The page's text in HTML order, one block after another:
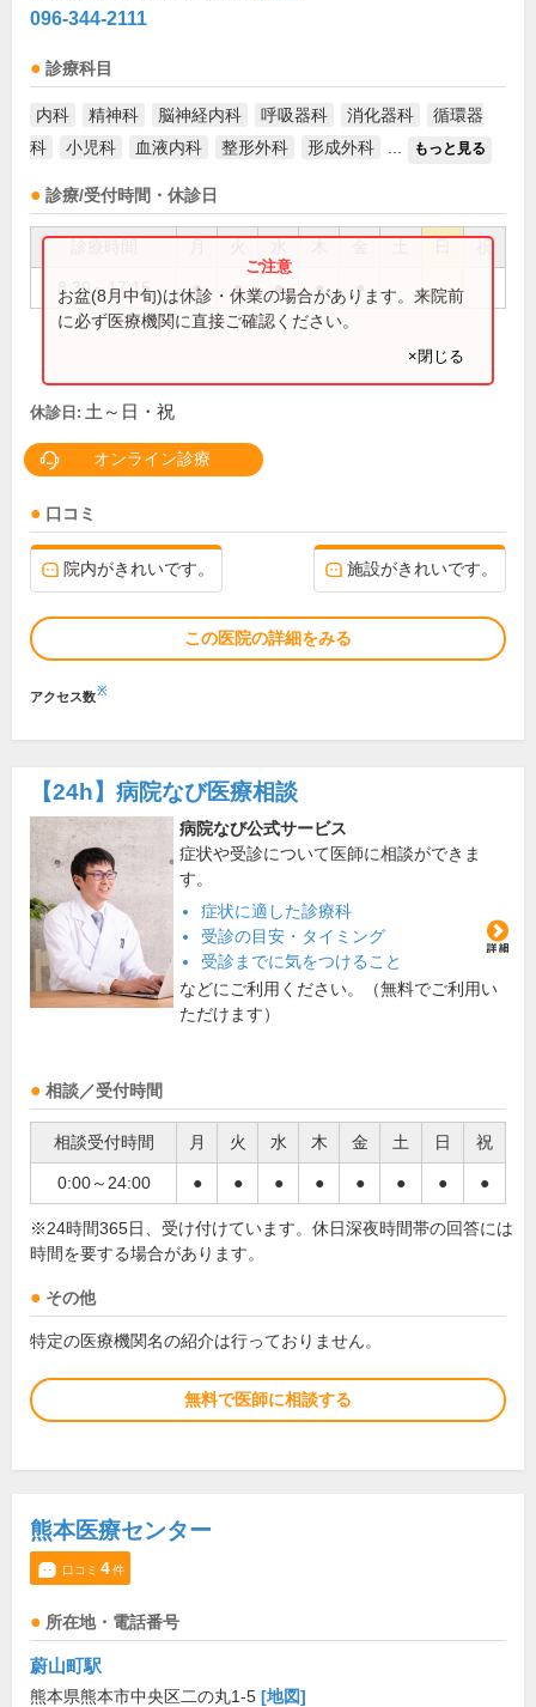
096-344-2111
診療科目
内科 精神科 脳神経内科 呼吸器科 消化器科
循環器
科
小児科 血液内科 整形外科 形成外科 もっと見る
診療/受付時間・休診日
祝
8:30～17:15 ● ● ● ● ●
お盆(8月中旬)は休診・休業の場合があります。来院前
に必ず医療機関に直接ご確認ください。
×閉じる
休診日: 土～日・祝
オンライン診療
口コミ
院内がきれいです。 施設がきれいです。
この医院の詳細をみる
アクセス数※
【24h】 病院なび医療相談
病院なび公式サービス
症状や受診について医師に相談ができま
す。
症状に適した診療科
受診の目安・タイミング
受診までに気をつけること
などにご利用ください。（無料でご利用い
ただけます）
相談／受付時間
相談受付時間 月 火 水 木 金 土 日 祝
0:00～24:00 ● ● ● ● ● ● ● ●
※24時間365日、受け付けています。休日深夜時間帯の回答には
時間を要する場合があります。
その他
特定の医療機関名の紹介は行っておりません。
無料で医師に相談する
熊本医療センター
口コミ 4件
所在地・電話番号
蔚山町駅
熊本県熊本市中央区二の丸1-5 [地図]